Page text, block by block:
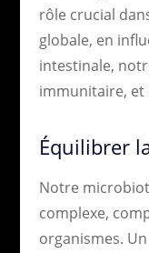
rôle crucial
globale, en
intestinale,
immunitaire, et
Équilibrer
Notre
complexe,
organismes.